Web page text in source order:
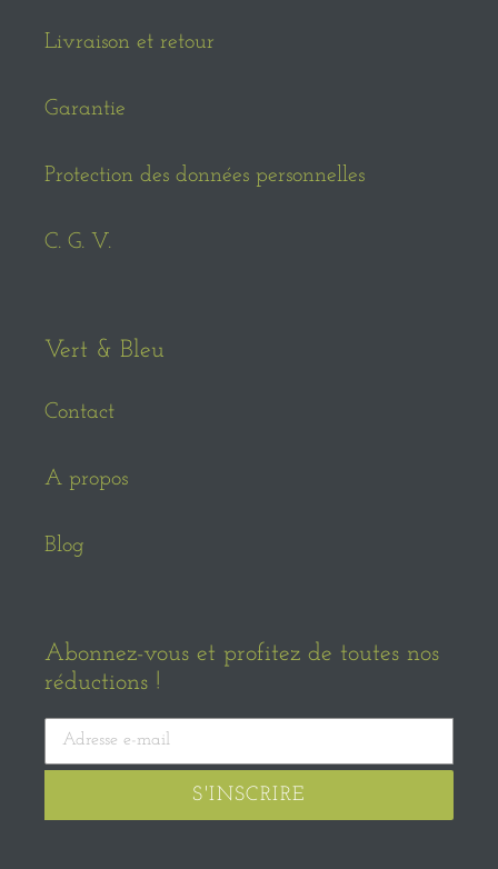
Livraison et retour
Garantie
Protection des données personnelles
C. G. V.
Vert & Bleu
Contact
A propos
Blog
Abonnez-vous et profitez de toutes nos
réductions !
S'INSCRIRE